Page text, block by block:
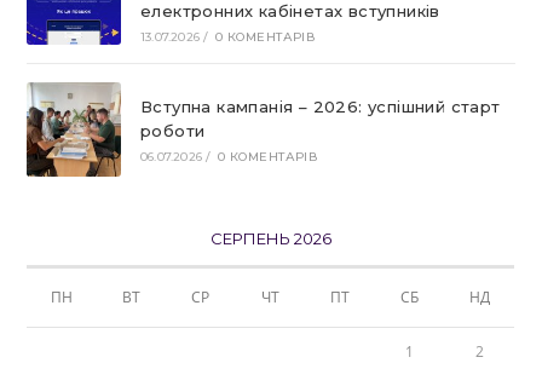
електронних кабінетах вступників
13.07.2026 / 0 КОМЕНТАРІВ
Вступна кампанія – 2026: успішний старт
роботи
06.07.2026 / 0 КОМЕНТАРІВ
СЕРПЕНЬ 2026
ПН ВТ СР ЧТ ПТ СБ НД
1 2